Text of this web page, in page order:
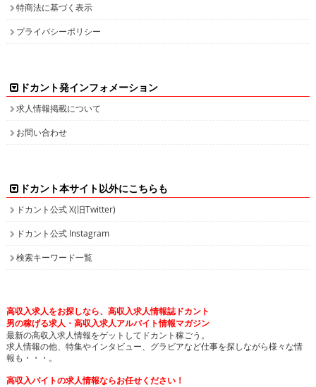
特商法に基づく表示
プライバシーポリシー
ドカント発インフォメーション
求人情報掲載について
お問い合わせ
ドカント本サイト以外にこちらも
ドカント公式 X(旧Twitter)
ドカント公式 Instagram
検索キーワード一覧
高収入求人をお探しなら、高収入求人情報誌ドカント
男の稼げる求人・高収入求人アルバイト情報マガジン
最新の高収入求人情報をゲットしてドカント稼ごう。
求人情報の他、特集やインタビュー、グラビアなど仕事を探しながら様々な情
報も・・・。
高収入バイトの求人情報ならお任せください！